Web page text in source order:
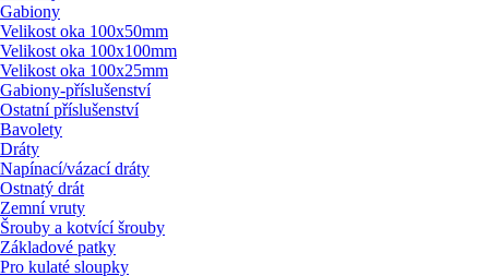
Gabiony
Velikost oka 100x50mm
Velikost oka 100x100mm
Velikost oka 100x25mm
Gabiony-příslušenství
Ostatní příslušenství
Bavolety
Dráty
Napínací/vázací dráty
Ostnatý drát
Zemní vruty
Šrouby a kotvící šrouby
Základové patky
Pro kulaté sloupky